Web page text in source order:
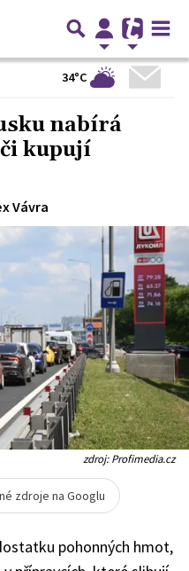
34°C
nabírá
kupují
Vávra
zdroj: Profimedia.cz
zdroje na Googlu
pohonných hmot,